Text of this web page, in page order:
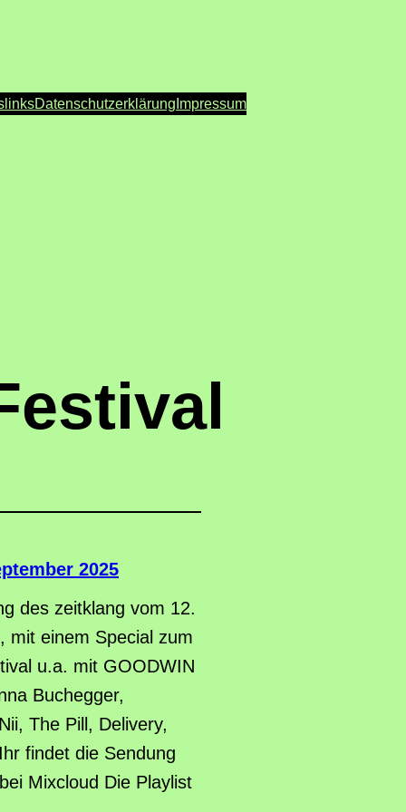
linksDatenschutzerklärung Impressum
2025
des zeitklang vom 12.
mit einem Special zum
u.a. mit GOODWIN
Buchegger,
The Pill, Delivery,
findet die Sendung
Mixcloud Die Playlist